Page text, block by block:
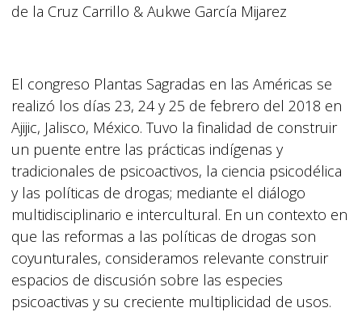
de la Cruz Carrillo & Aukwe García Mijarez
El congreso Plantas Sagradas en las Américas se
realizó los días 23, 24 y 25 de febrero del 2018 en
Ajijic, Jalisco, México. Tuvo la finalidad de construir
un puente entre las prácticas indígenas y
tradicionales de psicoactivos, la ciencia psicodélica
y las políticas de drogas; mediante el diálogo
multidisciplinario e intercultural. En un contexto en
que las reformas a las políticas de drogas son
coyunturales, consideramos relevante construir
espacios de discusión sobre las especies
psicoactivas y su creciente multiplicidad de usos.